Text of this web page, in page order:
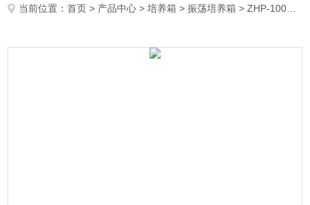
当前位置：首页 > 产品中心 >培养箱 >振荡培养箱 > ZHP-100E恒温培养箱